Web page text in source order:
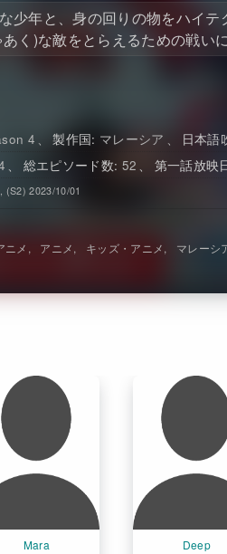
少年と、身の回りの物をハイ
く)な敵をとらえるための戦いに
4
マレーシア
日本語
52
(S2) 2023/10/01
Mara Deep
ニメ アニメ キッズ・アニメ マレーシ